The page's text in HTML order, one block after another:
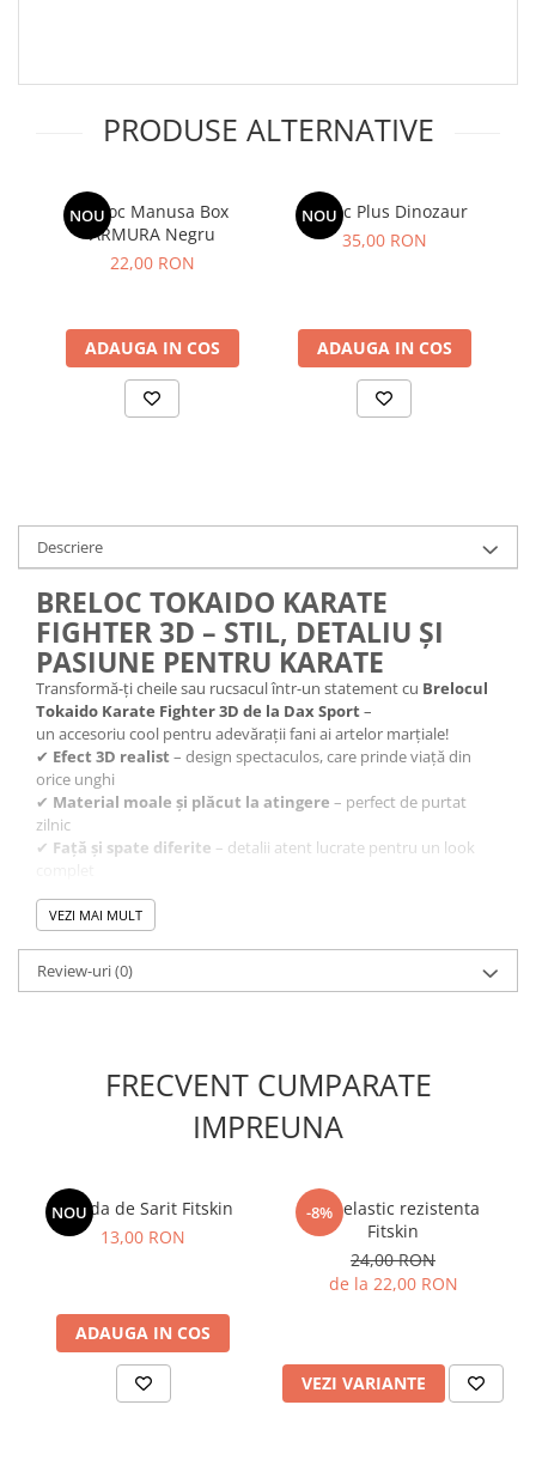
PRODUSE ALTERNATIVE
NOU
Breloc Manusa Box
ARMURA Negru
22,00 RON
ADAUGA IN COS
NOU
Breloc Plus Dinozaur
35,00 RON
ADAUGA IN COS
Descriere
BRELOC TOKAIDO KARATE
FIGHTER 3D – STIL, DETALIU ȘI
PASIUNE PENTRU KARATE
Transformă-ți cheile sau rucsacul într-un statement cu Brelocul
Tokaido Karate Fighter 3D de la Dax Sport–
un accesoriu cool pentru adevărații fani ai artelor marțiale!
✔ Efect 3D realist – design spectaculos, care prinde viață din
orice unghi
✔ Material moale și plăcut la atingere – perfect de purtat
zilnic
✔ Față și spate diferite – detalii atent lucrate pentru un look
sau susținători
Mic, dar plin de personalitate, acest breloc este cadoul perfect
pentru orice karateka sau fan al brandului
VEZI MAI MULT
Review-uri(0)
FRECVENT CUMPARATE
IMPREUNA
NOU
Coarda de Sarit Fitskin
13,00 RON
ADAUGA IN COS
-8%
Tub elastic rezistenta
Fitskin
24,00 RON
de la 22,00 RON
VEZI VARIANTE